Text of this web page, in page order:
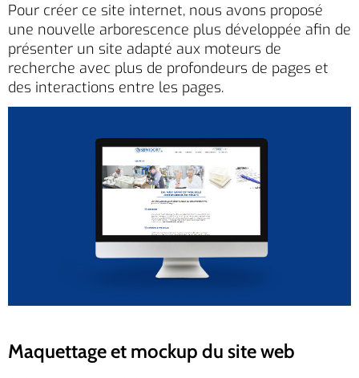
Pour créer ce site internet, nous avons proposé
une nouvelle arborescence plus développée afin de
présenter un site adapté aux moteurs de
recherche avec plus de profondeurs de pages et
des interactions entre les pages.
Maquettage et mockup du site web